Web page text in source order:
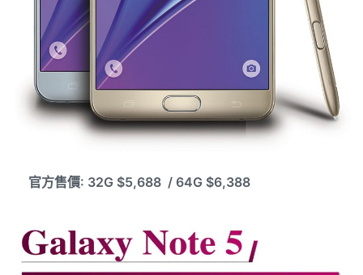
官方售價: 32G $5,688 / 64G $6,388